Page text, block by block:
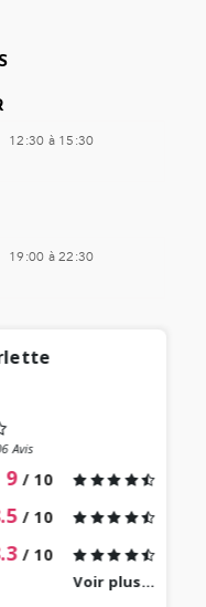
12:30 à 15:30
19:00 à 22:30
Avis
9 / 10
/ 10
/ 10
Voir plus...